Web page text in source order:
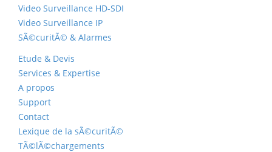
Video Surveillance HD-SDI
Video Surveillance IP
SÃ©curitÃ© & Alarmes
Etude & Devis
Services & Expertise
A propos
Support
Contact
Lexique de la sÃ©curitÃ©
TÃ©lÃ©chargements